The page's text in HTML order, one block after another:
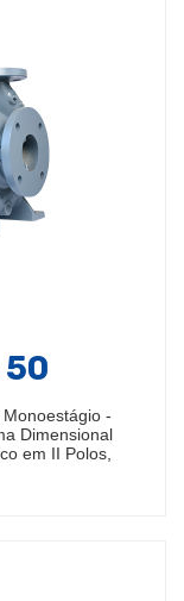
50
-
Dimensional
em II Polos,